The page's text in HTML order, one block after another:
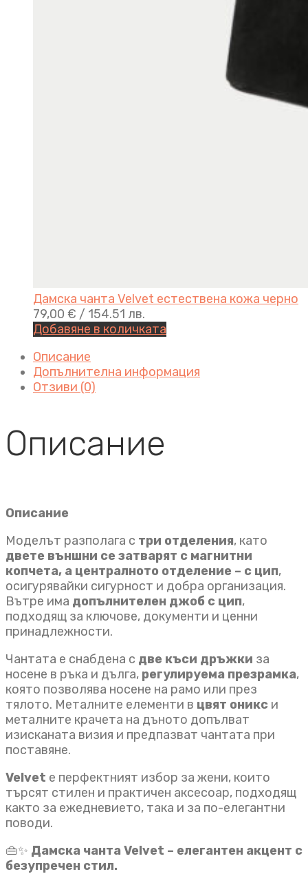
Дамска чанта Velvet естествена кожа черно
79,00 € / 154.51 лв.
Добавяне в количката
Описание
Допълнителна информация
Отзиви (0)
Описание
Описание
Моделът разполага с три отделения, като
двете външни се затварят с магнитни
копчета, а централното отделение – с цип,
осигурявайки сигурност и добра организация.
Вътре има допълнителен джоб с цип,
подходящ за ключове, документи и ценни
принадлежности.
Чантата е снабдена с две къси дръжки за
носене в ръка и дълга, регулируема презрамка,
която позволява носене на рамо или през
тялото. Металните елементи в цвят оникс и
металните крачета на дъното допълват
изисканата визия и предпазват чантата при
поставяне.
Velvet е перфектният избор за жени, които
търсят стилен и практичен аксесоар, подходящ
както за ежедневието, така и за по-елегантни
поводи.
👜✨ Дамска чанта Velvet – елегантен акцент с
безупречен стил.